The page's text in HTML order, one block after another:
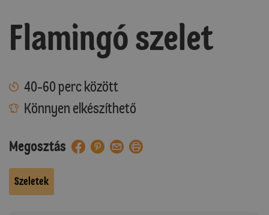
Flamingó szelet
40-60 perc között
Könnyen elkészíthető
Megosztás
Szeletek